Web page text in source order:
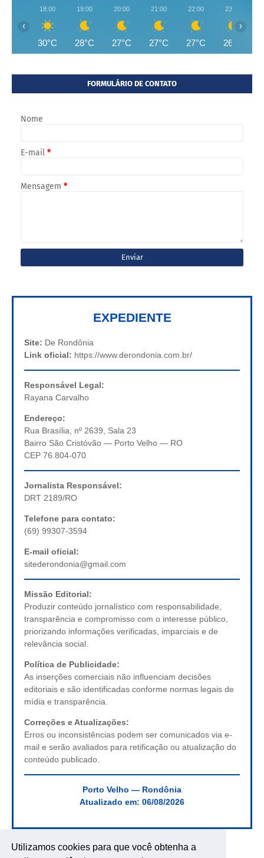
Utilizamos cookies para que você obtenha a
18:00
30°C
19:00
28°C
20:00
27°C
21:00
27°C
22:00
27°C
23:00
26°C
‹ ›
FORMULÁRIO DE CONTATO
Nome
E-mail *
Mensagem *
EXPEDIENTE
Site: De Rondônia
Link oficial: https://www.derondonia.com.br/
Responsável Legal:
Rayana Carvalho
Endereço:
Rua Brasília, nº 2639, Sala 23
Bairro São Cristóvão — Porto Velho — RO
CEP 76.804-070
Jornalista Responsável:
DRT 2189/RO
Telefone para contato:
(69) 99307-3594
E-mail oficial:
sitederondonia@gmail.com
Missão Editorial:
Produzir conteúdo jornalístico com responsabilidade,
transparência e compromisso com o interesse público,
priorizando informações verificadas, imparciais e de
relevância social.
Política de Publicidade:
As inserções comerciais não influenciam decisões
editoriais e são identificadas conforme normas legais de
mídia e transparência.
Correções e Atualizações:
Erros ou inconsistências podem ser comunicados via e-
mail e serão avaliados para retificação ou atualização do
conteúdo publicado.
Porto Velho — Rondônia
Atualizado em: 06/08/2026